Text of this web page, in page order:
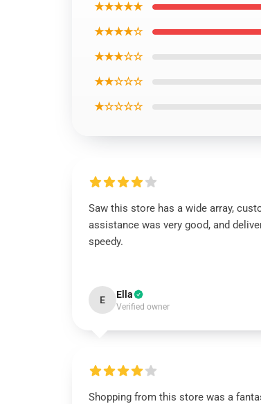
★★★★★
★★★★☆
★★★☆☆
★★☆☆☆
★☆☆☆☆
Saw this store has a wide array,
assistance was very good, and
speedy.
E Ella
Verified owner
Shopping from this store was a